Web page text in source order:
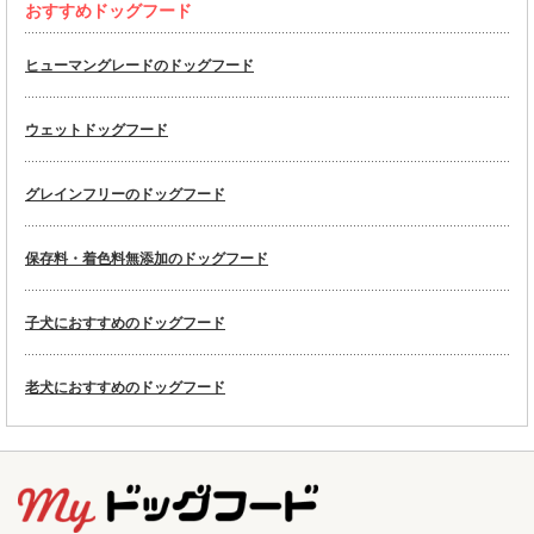
おすすめドッグフード
ヒューマングレードのドッグフード
ウェットドッグフード
グレインフリーのドッグフード
保存料・着色料無添加のドッグフード
子犬におすすめのドッグフード
老犬におすすめのドッグフード